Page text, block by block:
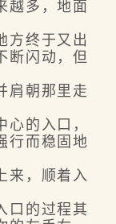
多，地面
终于又出
断闪动，但
朝那里走
的入口，
行而稳固地
，顺着入
的过程其